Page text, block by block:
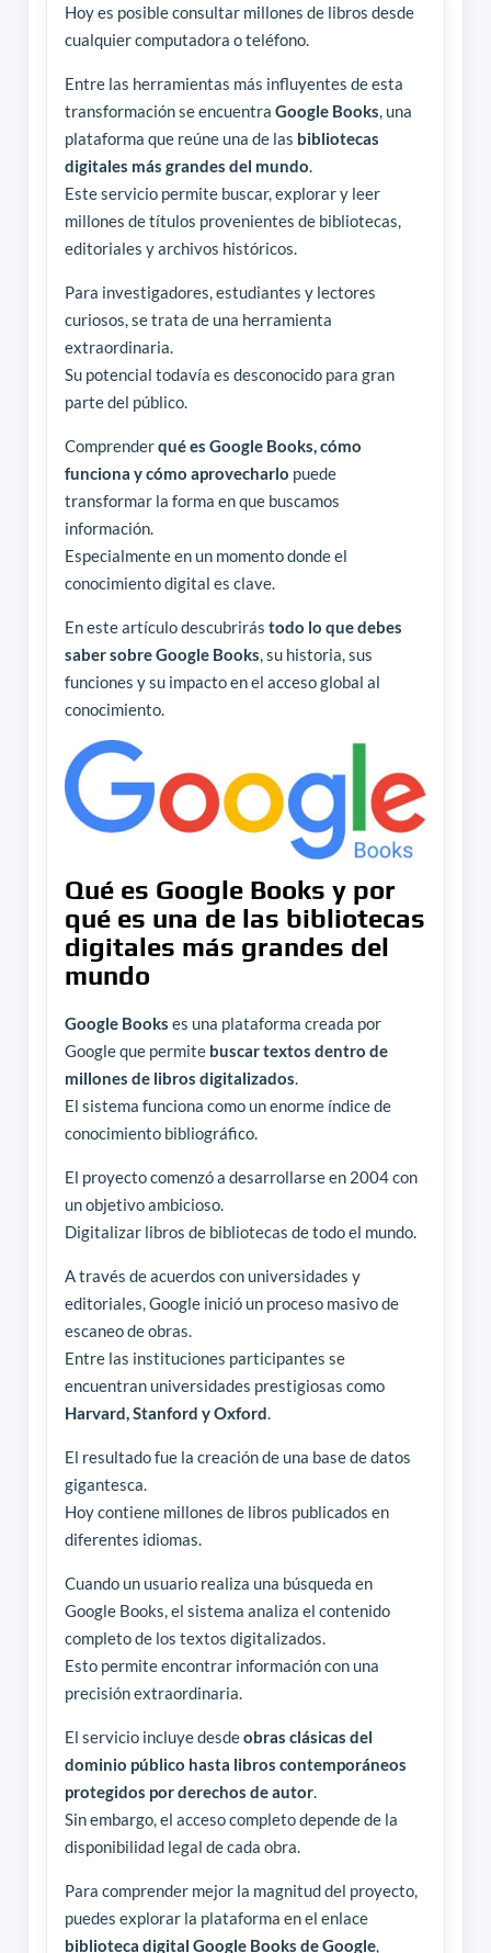
Hoy es posible consultar millones de libros desde
cualquier computadora o teléfono.
Entre las herramientas más influyentes de esta
transformación se encuentra Google Books, una
plataforma que reúne una de las bibliotecas
digitales más grandes del mundo.
Este servicio permite buscar, explorar y leer
millones de títulos provenientes de bibliotecas,
editoriales y archivos históricos.
Para investigadores, estudiantes y lectores
curiosos, se trata de una herramienta
extraordinaria.
Su potencial todavía es desconocido para gran
parte del público.
Comprenderqué es Google Books, cómo
funciona y cómo aprovecharlo puede
transformar la forma en que buscamos
información.
Especialmente en un momento donde el
conocimiento digital es clave.
En este artículo descubrirás todo lo que debes
saber sobre Google Books, su historia, sus
funciones y su impacto en el acceso global al
conocimiento.
Qué es Google Books y por
qué es una de las bibliotecas
digitales más grandes del
mundo
Google Books es una plataforma creada por
Google que permite buscar textos dentro de
millones de libros digitalizados.
El sistema funciona como un enorme índice de
conocimiento bibliográfico.
El proyecto comenzó a desarrollarse en 2004 con
un objetivo ambicioso.
Digitalizar libros de bibliotecas de todo el mundo.
A través de acuerdos con universidades y
editoriales, Google inició un proceso masivo de
escaneo de obras.
Entre las instituciones participantes se
encuentran universidades prestigiosas como
Harvard, Stanford y Oxford.
El resultado fue la creación de una base de datos
gigantesca.
Hoy contiene millones de libros publicados en
diferentes idiomas.
Cuando un usuario realiza una búsqueda en
Google Books, el sistema analiza el contenido
completo de los textos digitalizados.
Esto permite encontrar información con una
precisión extraordinaria.
El servicio incluye desdeobras clásicas del
dominio público hasta libros contemporáneos
protegidos por derechos de autor.
Sin embargo, el acceso completo depende de la
disponibilidad legal de cada obra.
Para comprender mejor la magnitud del proyecto,
puedes explorar la plataforma en el enlace
biblioteca digital Google Books de Google,